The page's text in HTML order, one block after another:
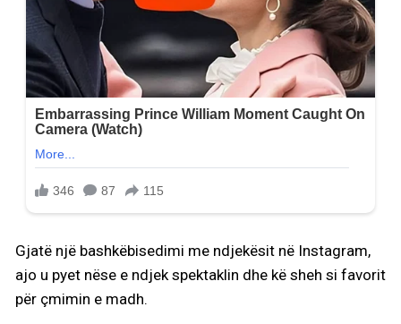
Gjatë një bashkëbisedimi me ndjekësit në Instagram,
ajo u pyet nëse e ndjek spektaklin dhe kë sheh si favorit
për çmimin e madh.